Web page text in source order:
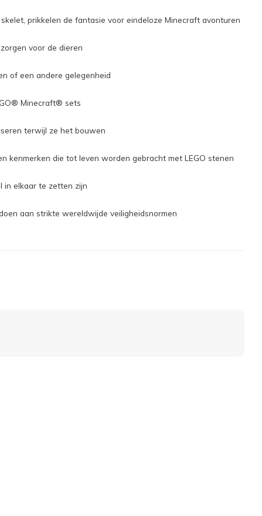
prikkelen de fantasie voor eindeloze Minecraft avonturen
voor de dieren
of een andere gelegenheid
Minecraft® sets
terwijl ze het bouwen
kenmerken die tot leven worden gebracht met LEGO stenen
in elkaar te zetten zijn
aan strikte wereldwijde veiligheidsnormen